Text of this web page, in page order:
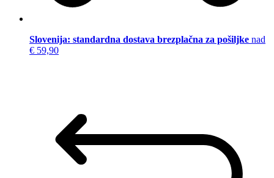
Slovenija: standardna dostava brezplačna za pošiljke nad
€ 59,90